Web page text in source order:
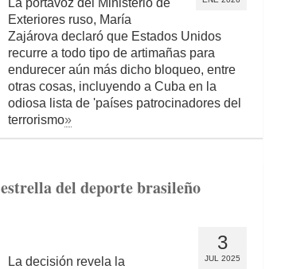
La portavoz del Ministerio de
Exteriores ruso, María
Zajárova declaró que Estados Unidos
recurre a todo tipo de artimañas para
endurecer aún más dicho bloqueo, entre
otras cosas, incluyendo a Cuba en la
odiosa lista de 'países patrocinadores del
terrorismo»
del deporte brasileño
3
JUL 2025
La decisión revela la